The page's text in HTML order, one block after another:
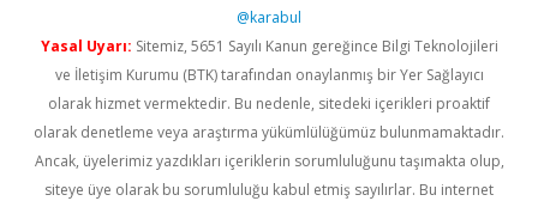
@karabul
Yasal Uyarı: Sitemiz, 5651 Sayılı Kanun gereğince Bilgi Teknolojileri
ve İletişim Kurumu (BTK) tarafından onaylanmış bir Yer Sağlayıcı
olarak hizmet vermektedir. Bu nedenle, sitedeki içerikleri proaktif
olarak denetleme veya araştırma yükümlülüğümüz bulunmamaktadır.
Ancak, üyelerimiz yazdıkları içeriklerin sorumluluğunu taşımakta olup,
siteye üye olarak bu sorumluluğu kabul etmiş sayılırlar. Bu internet